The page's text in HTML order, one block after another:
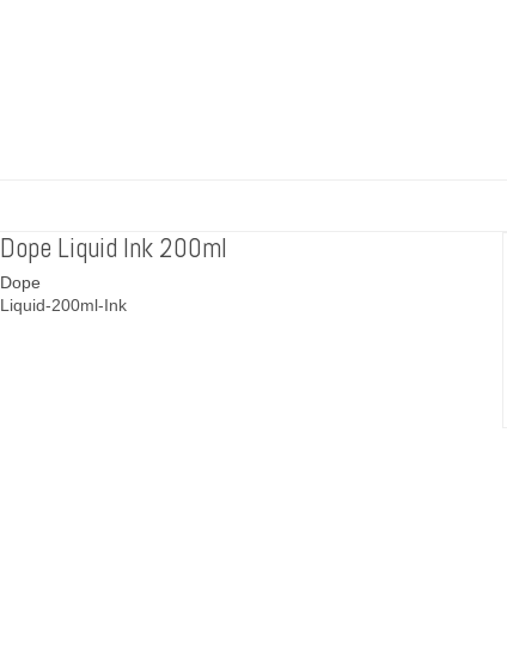
Dope Liquid Ink 200ml
Dope
Liquid-200ml-Ink